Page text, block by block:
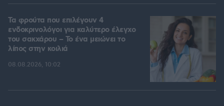
Τα φρούτα που επιλέγουν 4
ενδοκρινολόγοι για καλύτερο έλεγχο
του σακχάρου – Το ένα μειώνει το
λίπος στην κοιλιά
08.08.2026, 10:02